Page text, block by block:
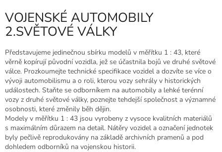
VOJENSKÉ AUTOMOBILY
2.SVĚTOVÉ VÁLKY
Představujeme jedinečnou sbírku modelů v měřítku 1 : 43, které
věrně kopírují původní vozidla, jež se účastnila bojů ve druhé světové
válce. Prozkoumejte technické specifikace vozidel a dozvíte se více o
vývoji automobilismu a o roli, kterou vozy sehrály v historických
událostech. Staňte se odborníkem na automobily a lehké terénní
vozy z druhé světové války, poznejte tehdejší společnost a významné
osobnosti, které změnily běh dějin.
Modely v měřítku 1 : 43 jsou vyrobeny z vysoce kvalitních materiálů
s maximálním důrazem na detail. Nátěry vozidel a označení jednotek
byly pečlivě reprodukovány na základě archivních pramenů a pod
dohledem odborníků na vojenskou historii.